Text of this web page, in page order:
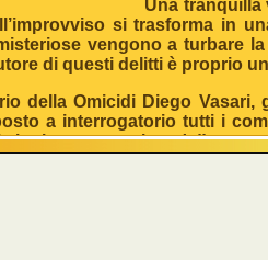
Una tranquilla
si trasforma in
vengono a turbare
di questi delitti è proprio
della Omicidi Diego Vasari,
a interrogatorio tutti i
logica matematica: